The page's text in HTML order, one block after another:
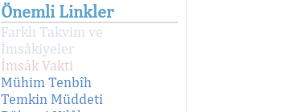
Önemli Linkler
Farklı Takvim ve
İmsâkiyeler
İmsâk Vakti
Mühim Tenbîh
Temkin Müddeti